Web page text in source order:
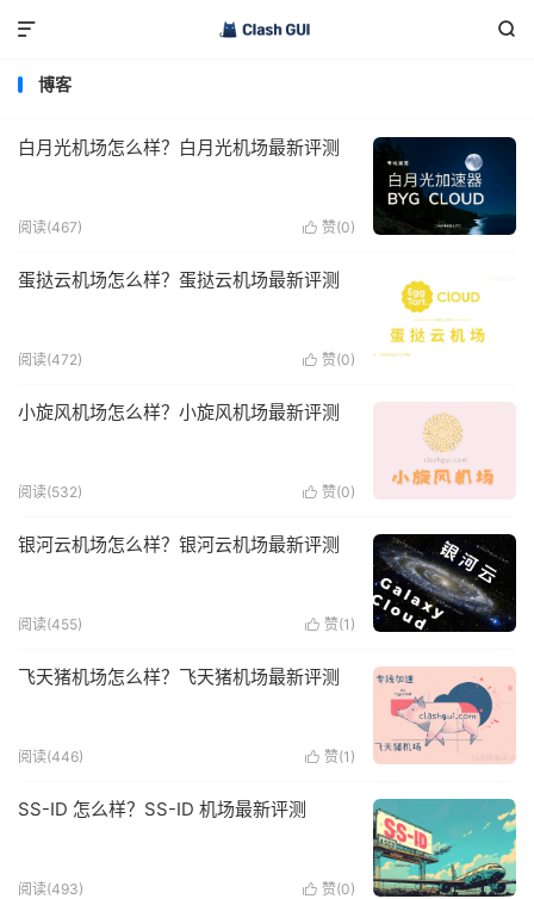


博客
白月光机场怎么样？白月光机场最新评测
 赞(0)
阅读(467)
蛋挞云机场怎么样？蛋挞云机场最新评测
 赞(0)
阅读(472)
小旋风机场怎么样？小旋风机场最新评测
 赞(0)
阅读(532)
银河云机场怎么样？银河云机场最新评测
 赞(1 )
阅读(455)
飞天猪机场怎么样？飞天猪机场最新评测
 赞(1 )
阅读(446)
SS-ID 怎么样？SS-ID 机场最新评测
 赞(0)
阅读(493)